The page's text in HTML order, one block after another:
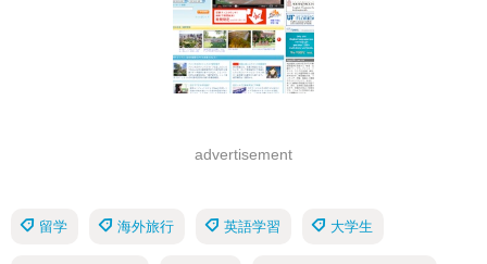
advertisement
留学 海外旅行 英語学習 大学生